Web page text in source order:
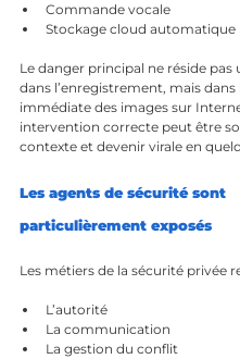
Commande vocale
Stockage cloud automatique
Le danger principal ne réside
dans l’enregistrement, mais dans
immédiate des images sur
intervention correcte peut être
contexte et devenir virale en
Les agents de sécurité sont
particulièrement exposés
Les métiers de la sécurité privée
L’autorité
La communication
La gestion du conflit